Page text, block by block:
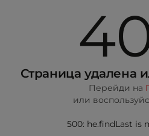
Страница удалена
Перейди на
или
500: he.findLast is